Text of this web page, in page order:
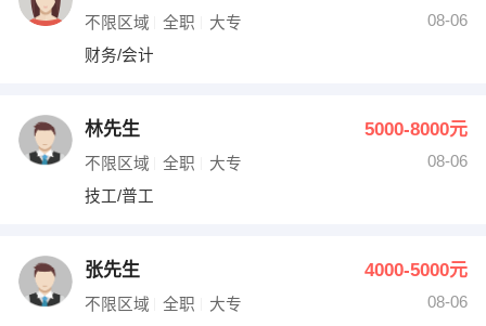
不限区域 全职 大专
08-06
财务/会计
林先生 5000-8000元
不限区域 全职 大专
08-06
技工/普工
张先生 4000-5000元
不限区域 全职 大专
08-06